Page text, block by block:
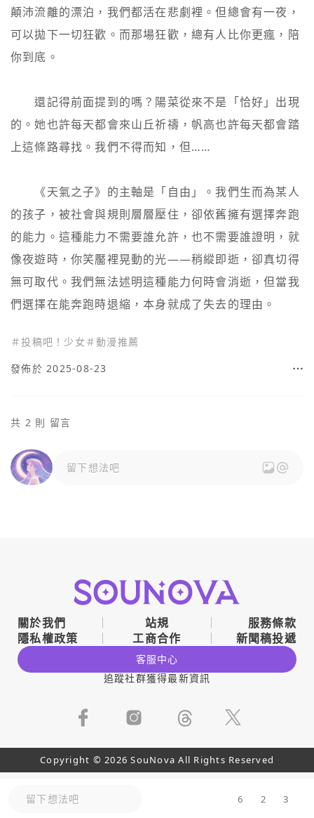
顛沛流離的漂泊，我們都活在悲劇裡。但總會有一夜，
可以拋下一切狂歡。而那場狂歡，總有人比你更瘋，陪
你到底。
還記得前面提到的嗎？陽菜從來不是「恰好」出現
的。她也許每天都會來山丘祈禱，帆高也許每天都會踏
上這條路尋找。我們不得而知，但……
《天氣之子》的主軸是「自由」。我們生而為某人
的孩子，被社會與規則層層壓住，卻依舊擁有選擇奔跑
的能力。這種能力不需要誰允許，也不需要誰證明，就
像夜遊時，你笑靨裡晃動的光——稍縱即逝，卻真切得
無可取代。我們無法述明這種能力何時會消逝，但當我
＃投稿吧！少女 ＃動漫推薦
發佈於 2025-08-23
共 2 則 留言
留下想法吧
留下想法吧 6 2 3
關於我們 站規
服務條款
隱私權政策
工商合作 新聞稿投遞
客服中心
追蹤社群獲得最新資訊
Copyright © 2026 SouNova All Rights Reserved